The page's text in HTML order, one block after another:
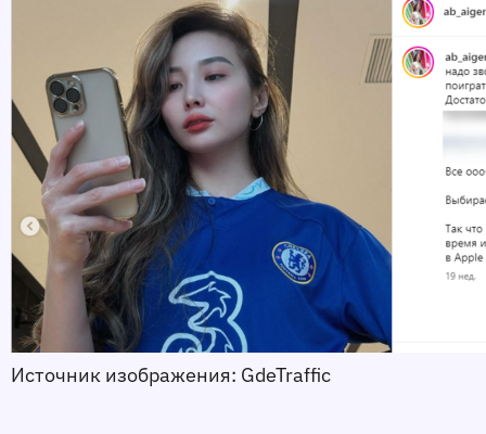
Источник изображения: GdeTraffic